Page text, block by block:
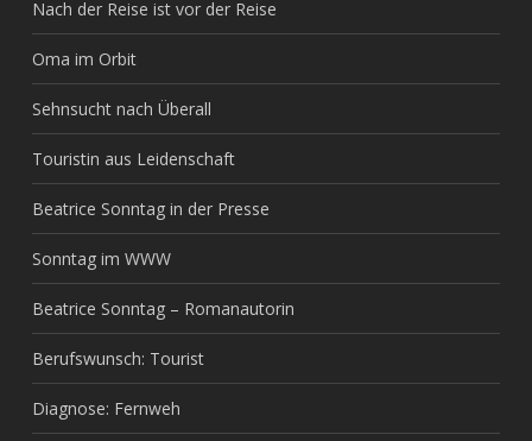
Nach der Reise ist vor der Reise
Oma im Orbit
Sehnsucht nach Überall
Touristin aus Leidenschaft
Beatrice Sonntag in der Presse
Sonntag im WWW
Beatrice Sonntag – Romanautorin
Berufswunsch: Tourist
Diagnose: Fernweh